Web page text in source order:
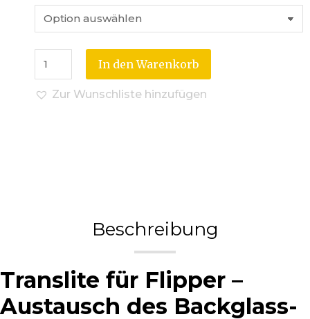
In den Warenkorb
Zur Wunschliste hinzufügen
Beschreibung
Translite für Flipper –
Austausch des Backglass-